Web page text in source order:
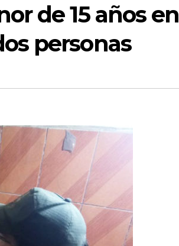
de 15 años en
personas